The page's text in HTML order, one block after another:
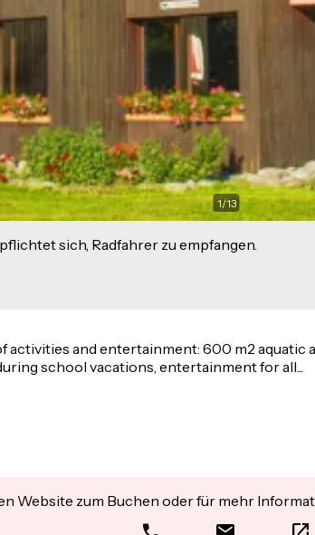
1/13
sich, Radfahrer zu empfangen.
and entertainment: 600 m2 aquatic
school vacations, entertainment for all...
Website zum Buchen oder für mehr